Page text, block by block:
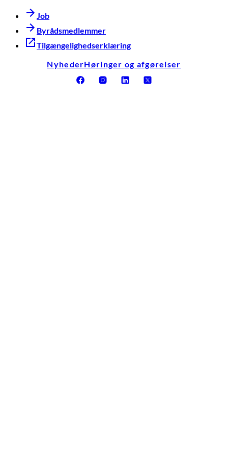
Job
Byrådsmedlemmer
Tilgængelighedserklæring
NyhederHøringer og afgørelser